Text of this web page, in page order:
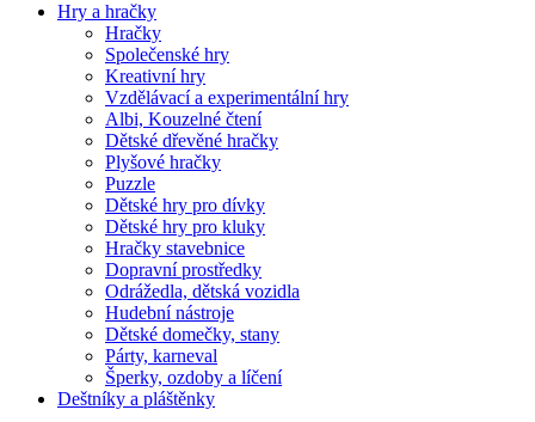
Hry a hračky
Hračky
Společenské hry
Kreativní hry
Vzdělávací a experimentální hry
Albi, Kouzelné čtení
Dětské dřevěné hračky
Plyšové hračky
Puzzle
Dětské hry pro dívky
Dětské hry pro kluky
Hračky stavebnice
Dopravní prostředky
Odrážedla, dětská vozidla
Hudební nástroje
Dětské domečky, stany
Párty, karneval
Šperky, ozdoby a líčení
Deštníky a pláštěnky